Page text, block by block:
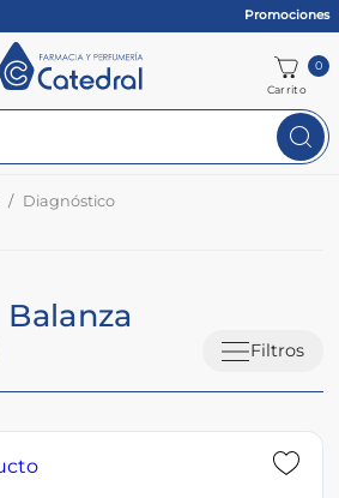
Promociones
Carrito
0
Diagnóstico
Balanza
Filtros